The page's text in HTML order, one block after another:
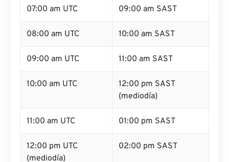
07:00 am UTC 09:00 am SAST
08:00 am UTC 10:00 am SAST
09:00 am UTC 11:00 am SAST
10:00 am UTC
12:00 pm SAST
(mediodía)
11:00 am UTC 01:00 pm SAST
12:00 pm UTC
(mediodía)
02:00 pm SAST